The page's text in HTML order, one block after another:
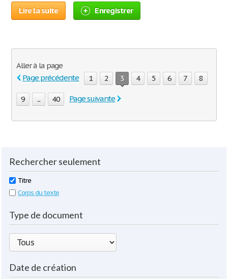
Lire la suite Enregistrer
Aller à la page
Page précédente
1 2 3 4 5 6 7 8
9 ... 40 Page suivante
Rechercher seulement
Titre
Corps du texte
Type de document
Date de création